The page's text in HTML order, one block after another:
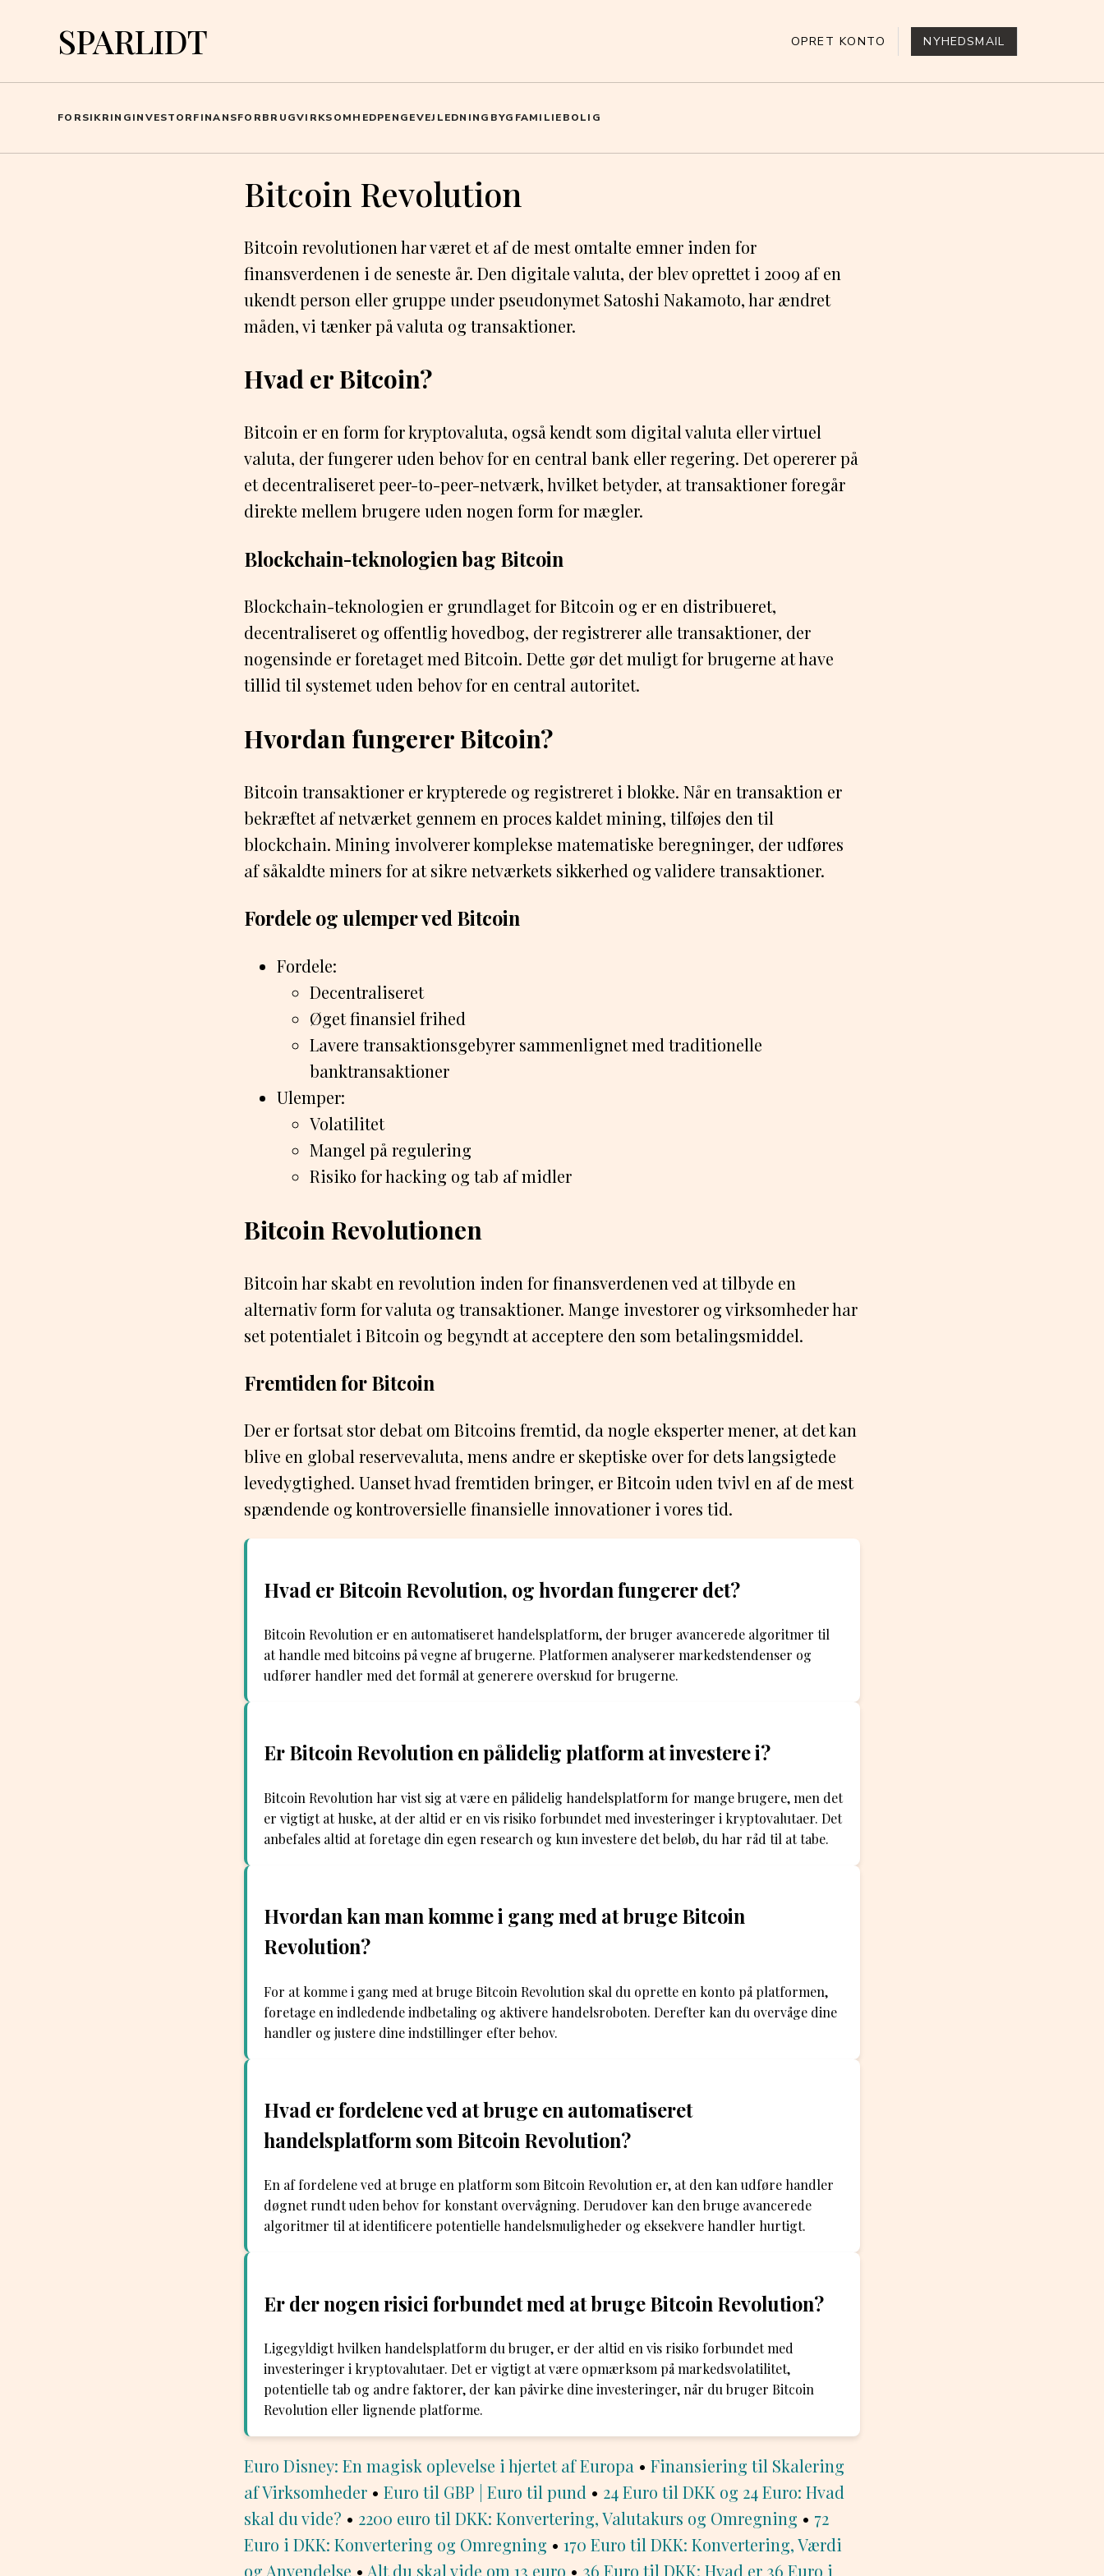
SPARLIDT OPRET KONTO NYHEDSMAIL
FORSIKRINGINVESTORFINANSFORBRUGVIRKSOMHEDPENGEVEJLEDNING BYG FAMILIEBOLIG
Bitcoin Revolution
Bitcoin revolutionen har været et af de mest omtalte emner inden for
finansverdenen i de seneste år. Den digitale valuta, der blev oprettet i 2009 af en
ukendt person eller gruppe under pseudonymet Satoshi Nakamoto, har ændret
måden, vi tænker på valuta og transaktioner.
Hvad er Bitcoin?
Bitcoin er en form for kryptovaluta, også kendt som digital valuta eller virtuel
valuta, der fungerer uden behov for en central bank eller regering. Det opererer på
et decentraliseret peer-to-peer-netværk, hvilket betyder, at transaktioner foregår
direkte mellem brugere uden nogen form for mægler.
Blockchain-teknologien bag Bitcoin
Blockchain-teknologien er grundlaget for Bitcoin og er en distribueret,
decentraliseret og offentlig hovedbog, der registrerer alle transaktioner, der
nogensinde er foretaget med Bitcoin. Dette gør det muligt for brugerne at have
tillid til systemet uden behov for en central autoritet.
Hvordan fungerer Bitcoin?
Bitcoin transaktioner er krypterede og registreret i blokke. Når en transaktion er
bekræftet af netværket gennem en proces kaldet mining, tilføjes den til
blockchain. Mining involverer komplekse matematiske beregninger, der udføres
af såkaldte miners for at sikre netværkets sikkerhed og validere transaktioner.
Fordele og ulemper ved Bitcoin
Fordele:
Decentraliseret
Øget finansiel frihed
Lavere transaktionsgebyrer sammenlignet med traditionelle
banktransaktioner
Ulemper:
Volatilitet
Mangel på regulering
Risiko for hacking og tab af midler
Bitcoin Revolutionen
Bitcoin har skabt en revolution inden for finansverdenen ved at tilbyde en
alternativ form for valuta og transaktioner. Mange investorer og virksomheder har
set potentialet i Bitcoin og begyndt at acceptere den som betalingsmiddel.
Fremtiden for Bitcoin
Der er fortsat stor debat om Bitcoins fremtid, da nogle eksperter mener, at det kan
blive en global reservevaluta, mens andre er skeptiske over for dets langsigtede
levedygtighed. Uanset hvad fremtiden bringer, er Bitcoin uden tvivl en af de mest
spændende og kontroversielle finansielle innovationer i vores tid.
Hvad er Bitcoin Revolution, og hvordan fungerer det?
Bitcoin Revolution er en automatiseret handelsplatform, der bruger avancerede algoritmer til
at handle med bitcoins på vegne af brugerne. Platformen analyserer markedstendenser og
udfører handler med det formål at generere overskud for brugerne.
Er Bitcoin Revolution en pålidelig platform at investere i?
Bitcoin Revolution har vist sig at være en pålidelig handelsplatform for mange brugere, men det
er vigtigt at huske, at der altid er en vis risiko forbundet med investeringer i kryptovalutaer. Det
anbefales altid at foretage din egen research og kun investere det beløb, du har råd til at tabe.
Hvordan kan man komme i gang med at bruge Bitcoin
Revolution?
For at komme i gang med at bruge Bitcoin Revolution skal du oprette en konto på platformen,
foretage en indledende indbetaling og aktivere handelsroboten. Derefter kan du overvåge dine
handler og justere dine indstillinger efter behov.
Hvad er fordelene ved at bruge en automatiseret
handelsplatform som Bitcoin Revolution?
En af fordelene ved at bruge en platform som Bitcoin Revolution er, at den kan udføre handler
døgnet rundt uden behov for konstant overvågning. Derudover kan den bruge avancerede
algoritmer til at identificere potentielle handelsmuligheder og eksekvere handler hurtigt.
Er der nogen risici forbundet med at bruge Bitcoin Revolution?
Ligegyldigt hvilken handelsplatform du bruger, er der altid en vis risiko forbundet med
investeringer i kryptovalutaer. Det er vigtigt at være opmærksom på markedsvolatilitet,
potentielle tab og andre faktorer, der kan påvirke dine investeringer, når du bruger Bitcoin
Revolution eller lignende platforme.
Euro Disney: En magisk oplevelse i hjertet af Europa • Finansiering til Skalering
af Virksomheder • Euro til GBP | Euro til pund • 24 Euro til DKK og 24 Euro: Hvad
skal du vide? • 2200 euro til DKK: Konvertering, Valutakurs og Omregning • 72
Euro i DKK: Konvertering og Omregning • 170 Euro til DKK: Konvertering, Værdi
og Anvendelse • Alt du skal vide om 13 euro • 36 Euro til DKK: Hvad er 36 Euro i